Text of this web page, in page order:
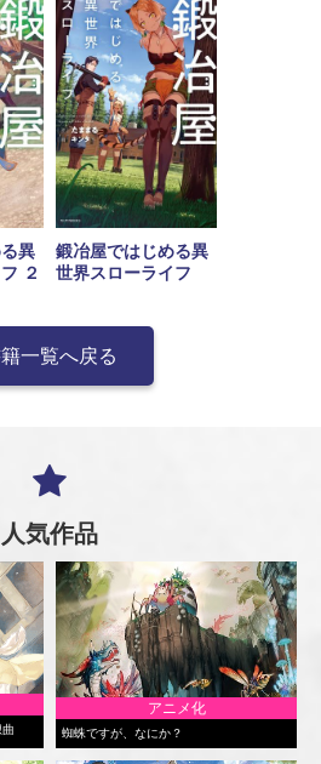
異
２
鍛冶屋ではじめる異
世界スローライフ
一覧へ戻る
人気作品
アニメ化
蜘蛛ですが、なにか？